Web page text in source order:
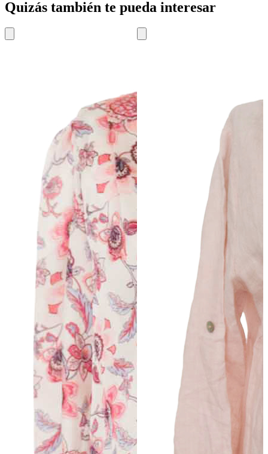
Quizás también te pueda interesar